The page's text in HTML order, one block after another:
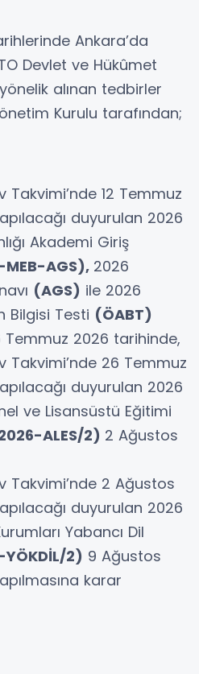
Ankara’da
Devlet ve Hükûmet
alınan tedbirler
Kurulu tarafından;
Takvimi’nde 12 Temmuz
duyurulan 2026
Akademi Giriş
AGS), 2026
(AGS) ile 2026
Bilgisi Testi (ÖABT)
Temmuz 2026 tarihinde,
Takvimi’nde 26 Temmuz
duyurulan 2026
ve Lisansüstü Eğitimi
ALES/2) 2 Ağustos
Takvimi’nde 2 Ağustos
duyurulan 2026
Yabancı Dil
2) 9 Ağustos
karar